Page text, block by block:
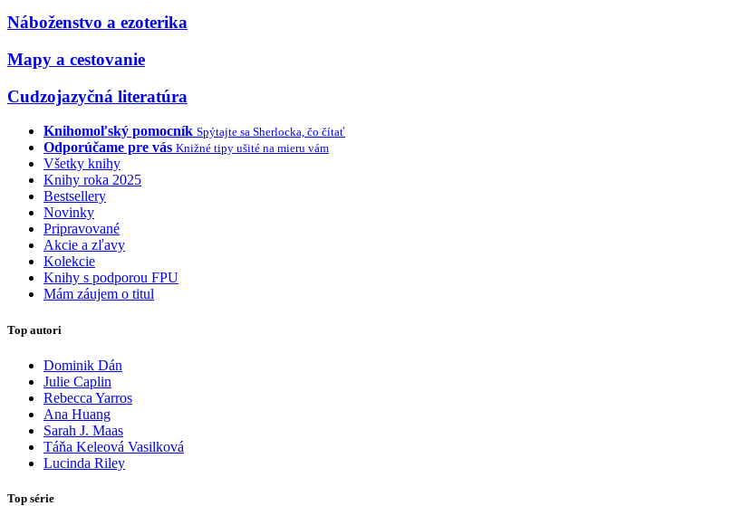
Náboženstvo a ezoterika
Mapy a cestovanie
Cudzojazyčná literatúra
Knihomoľský pomocník Spýtajte sa Sherlocka, čo čítať
Odporúčame pre vás Knižné tipy ušité na mieru vám
Všetky knihy
Knihy roka 2025
Bestsellery
Novinky
Pripravované
Akcie a zľavy
Kolekcie
Knihy s podporou FPU
Mám záujem o titul
Top autori
Dominik Dán
Julie Caplin
Rebecca Yarros
Ana Huang
Sarah J. Maas
Táňa Keleová Vasilková
Lucinda Riley
Top série